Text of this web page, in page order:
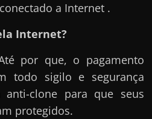
a Internet .
Internet?
por que, o pagamento
todo sigilo e segurança
anti-clone para que seus
protegidos.